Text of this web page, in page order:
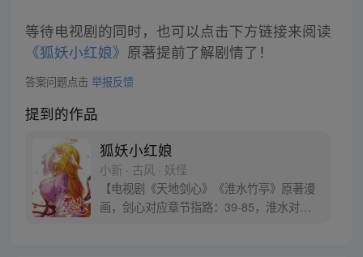
等待电视剧的同时，也可以点击下方链接来阅读
《狐妖小红娘》 原著提前了解剧情了！
答案问题点击 举报反馈
提到的作品
狐妖小红娘
小新 · 古风 · 妖怪
【电视剧《天地剑心》《淮水竹亭》原著漫
画，剑心对应章节指路：39-85，淮水对应